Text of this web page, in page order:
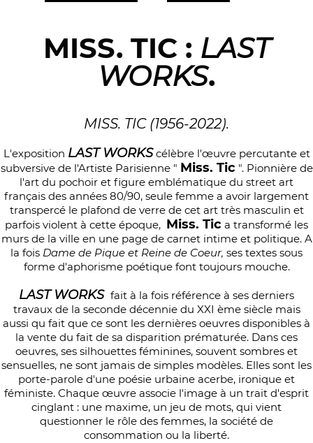
MISS. TIC : LAST
WORKS.
MISS. TIC (1956-2022).
L'exposition LAST WORKS célèbre l'œuvre percutante et
subversive de l'Artiste Parisienne " Miss. Tic". Pionnière de
l'art du pochoir et figure emblématique du street art
français des années 80/90, seule femme a avoir largement
transpercé le plafond de verre de cet art très masculin et
parfois violent à cette époque, Miss. Tic a transformé les
murs de la ville en une page de carnet intime et politique. A
la fois Dame de Pique et Reine de Coeur, ses textes sous
forme d'aphorisme poétique font toujours mouche.
LAST WORKS fait à la fois référence à ses derniers
travaux de la seconde décennie du XXI ème siècle mais
aussi qu fait que ce sont les dernières oeuvres disponibles à
la vente du fait de sa disparition prématurée. Dans ces
oeuvres, ses silhouettes féminines, souvent sombres et
sensuelles, ne sont jamais de simples modèles. Elles sont les
porte-parole d'une poésie urbaine acerbe, ironique et
féministe. Chaque œuvre associe l'image à un trait d'esprit
cinglant : une maxime, un jeu de mots, qui vient
questionner le rôle des femmes, la société de
consommation ou la liberté.